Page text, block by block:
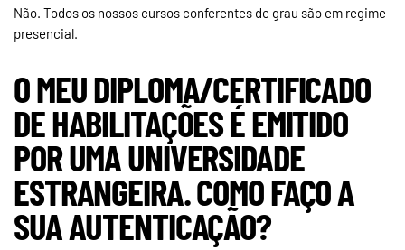
Não. Todos os nossos cursos conferentes de grau são em regime
presencial.
O MEU DIPLOMA/CERTIFICADO
DE HABILITAÇÕES É EMITIDO
POR UMA UNIVERSIDADE
ESTRANGEIRA. COMO FAÇO A
SUA AUTENTICAÇÃO?